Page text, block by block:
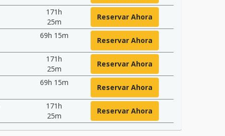
171h
25m
Reservar Ahora
69h 15m
Reservar Ahora
171h
25m
Reservar Ahora
69h 15m
Reservar Ahora
171h
25m
Reservar Ahora